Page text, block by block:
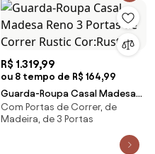
R$ 1.319,99
ou 8 tempo de R$ 164,99
Guarda-Roupa Casal Madesa
Reno 3 Portas de Correr Rustic
Cor:Rustic
Com Portas de Correr, de
Madeira, de 3 Portas